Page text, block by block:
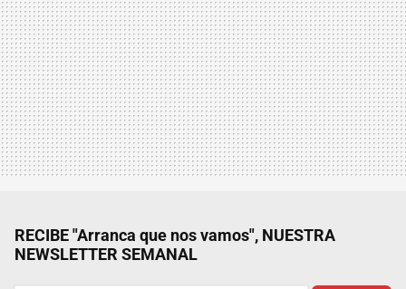
RECIBE "Arranca que nos vamos", NUESTRA
NEWSLETTER SEMANAL